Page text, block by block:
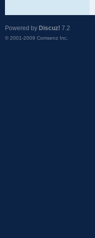
Powered by Discuz! 7.2
© 2001-2009 Comsenz Inc.